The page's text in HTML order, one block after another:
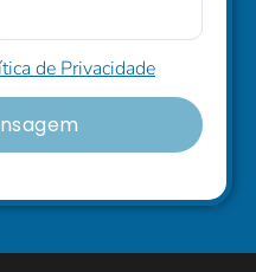
de Privacidade